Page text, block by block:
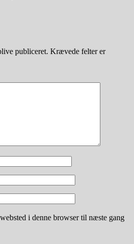
publiceret. Krævede felter er
i denne browser til næste gang